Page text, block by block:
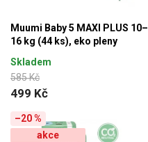
Muumi Baby 5 MAXI PLUS 10–
16 kg (44 ks), eko pleny
585 Kč
499 Kč
Skladem
–20 %
akce